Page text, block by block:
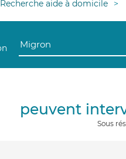
Recherche aide à domicile
peuvent
Sous